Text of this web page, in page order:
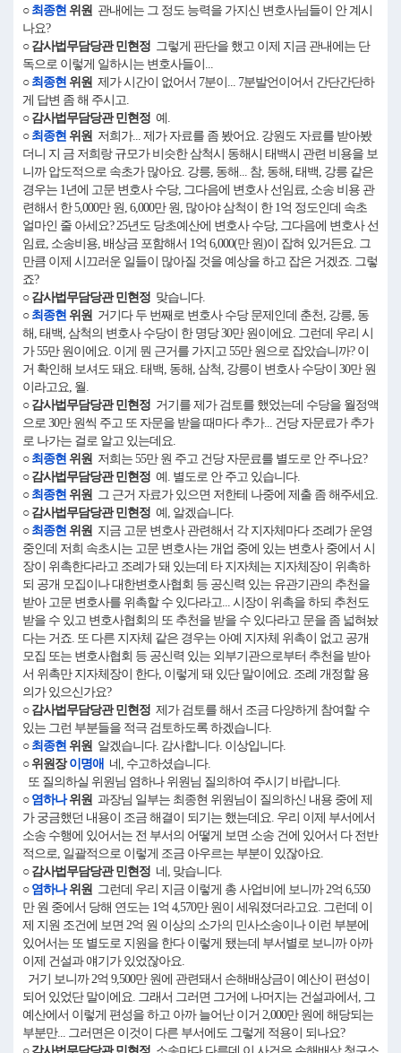
○ 최종현 위원 관내에는 그 정도 능력을 가지신 변호사님들이 안 계시
나요?
○ 감사법무담당관 민현정 그렇게 판단을 했고 이제 지금 관내에는 단
독으로 이렇게 일하시는 변호사들이...
○ 최종현 위원 제가 시간이 없어서 7분이... 7분발언이어서 간단간단하
게 답변 좀 해 주시고.
○ 감사법무담당관 민현정 예.
○ 최종현 위원 저희가... 제가 자료를 좀 봤어요. 강원도 자료를 받아봤
더니 지 금 저희랑 규모가 비슷한 삼척시 동해시 태백시 관련 비용을 보
니까 압도적으로 속초가 많아요. 강릉, 동해... 참, 동해, 태백, 강릉 같은
경우는 1년에 고문 변호사 수당, 그다음에 변호사 선임료, 소송 비용 관
련해서 한 5,000만 원, 6,000만 원, 많아야 삼척이 한 1억 정도인데 속초
얼마인 줄 아세요? 25년도 당초예산에 변호사 수당, 그다음에 변호사 선
임료, 소송비용, 배상금 포함해서 1억 6,000(만 원)이 잡혀 있거든요. 그
만큼 이제 시끄러운 일들이 많아질 것을 예상을 하고 잡은 거겠죠. 그렇
죠?
○ 감사법무담당관 민현정 맞습니다.
○ 최종현 위원 거기다 두 번째로 변호사 수당 문제인데 춘천, 강릉, 동
해, 태백, 삼척의 변호사 수당이 한 명당 30만 원이에요. 그런데 우리 시
가 55만 원이에요. 이게 뭔 근거를 가지고 55만 원으로 잡았습니까? 이
거 확인해 보셔도 돼요. 태백, 동해, 삼척, 강릉이 변호사 수당이 30만 원
이라고요, 월.
○ 감사법무담당관 민현정 거기를 제가 검토를 했었는데 수당을 월정액
으로 30만 원씩 주고 또 자문을 받을 때마다 추가... 건당 자문료가 추가
로 나가는 걸로 알고 있는데요.
○ 최종현 위원 저희는 55만 원 주고 건당 자문료를 별도로 안 주나요?
○ 감사법무담당관 민현정 예. 별도로 안 주고 있습니다.
○ 최종현 위원 그 근거 자료가 있으면 저한테 나중에 제출 좀 해주세요.
○ 감사법무담당관 민현정 예, 알겠습니다.
○ 최종현 위원 지금 고문 변호사 관련해서 각 지자체마다 조례가 운영
중인데 저희 속초시는 고문 변호사는 개업 중에 있는 변호사 중에서 시
장이 위촉한다라고 조례가 돼 있는데 타 지자체는 지자체장이 위촉하
되 공개 모집이나 대한변호사협회 등 공신력 있는 유관기관의 추천을
받아 고문 변호사를 위촉할 수 있다라고... 시장이 위촉을 하되 추천도
받을 수 있고 변호사협회의 또 추천을 받을 수 있다라고 문을 좀 넓혀놨
다는 거죠. 또 다른 지자체 같은 경우는 아예 지자체 위촉이 없고 공개
모집 또는 변호사협회 등 공신력 있는 외부기관으로부터 추천을 받아
서 위촉만 지자체장이 한다, 이렇게 돼 있단 말이에요. 조례 개정할 용
의가 있으신가요?
○ 감사법무담당관 민현정 제가 검토를 해서 조금 다양하게 참여할 수
있는 그런 부분들을 적극 검토하도록 하겠습니다.
○ 최종현 위원 알겠습니다. 감사합니다. 이상입니다.
○ 위원장이명애 네, 수고하셨습니다.
또 질의하실 위원님 염하나 위원님 질의하여 주시기 바랍니다.
○ 염하나위원 과장님 일부는 최종현 위원님이 질의하신 내용 중에 제
가 궁금했던 내용이 조금 해결이 되기는 했는데요. 우리 이제 부서에서
소송 수행에 있어서는 전 부서의 어떻게 보면 소송 건에 있어서 다 전반
적으로, 일괄적으로 이렇게 조금 아우르는 부분이 있잖아요.
○ 감사법무담당관 민현정 네, 맞습니다.
○ 염하나위원 그런데 우리 지금 이렇게 총 사업비에 보니까 2억 6,550
만 원 중에서 당해 연도는 1억 4,570만 원이 세워졌더라고요. 그런데 이
제 지원 조건에 보면 2억 원 이상의 소가의 민사소송이나 이런 부분에
있어서는 또 별도로 지원을 한다 이렇게 됐는데 부서별로 보니까 아까
이제 건설과 얘기가 있었잖아요.
거기 보니까 2억 9,500만 원에 관련돼서 손해배상금이 예산이 편성이
되어 있었단 말이에요. 그래서 그러면 그거에 나머지는 건설과에서, 그
예산에서 이렇게 편성을 하고 아까 늘어난 이거 2,000만 원에 해당되는
부분만... 그러면은 이것이 다른 부서에도 그렇게 적용이 되나요?